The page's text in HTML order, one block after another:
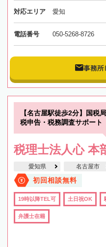
対応エリア 愛知
電話番号 050-5268-8726
事務所
【名古屋駅徒歩2分】国税
税申告・税務調査サポート
税理士法人心 本
愛知県 名古屋市
初回相談無料
19時以降TEL可 土日祝OK
弁護士在籍